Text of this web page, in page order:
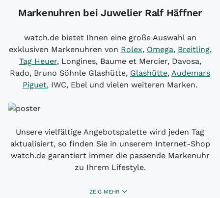
Markenuhren bei Juwelier Ralf Häffner
watch.de bietet Ihnen eine große Auswahl an
exklusiven Markenuhren von Rolex, Omega, Breitling,
Tag Heuer, Longines, Baume et Mercier, Davosa,
Rado, Bruno Söhnle Glashütte, Glashütte, Audemars
Piguet, IWC, Ebel und vielen weiteren Marken.
Unsere vielfältige Angebotspalette wird jeden Tag
aktualisiert, so finden Sie in unserem Internet-Shop
watch.de garantiert immer die passende Markenuhr
zu Ihrem Lifestyle.
ZEIG MEHR